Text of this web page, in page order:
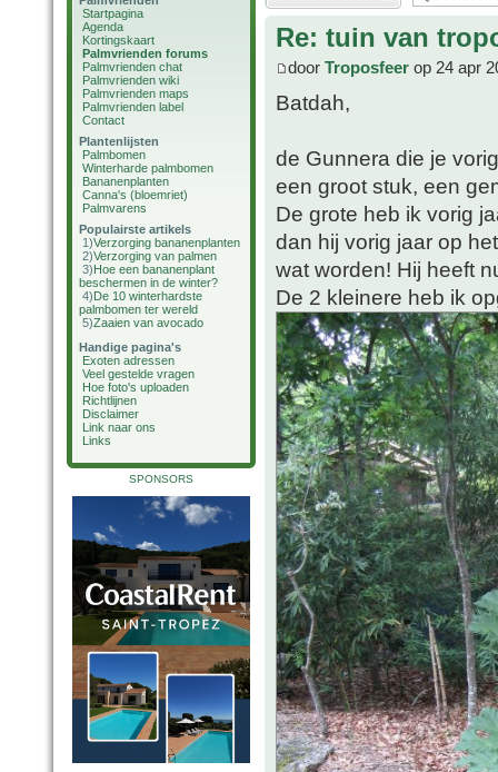
Startpagina
Agenda
Kortingskaart
Palmvrienden forums
Palmvrienden chat
Palmvrienden wiki
Palmvrienden maps
Palmvrienden label
Contact
Plantenlijsten
Palmbomen
Winterharde palmbomen
Bananenplanten
Canna's (bloemriet)
Palmvarens
Populairste artikels
1)Verzorging bananenplanten
2)Verzorging van palmen
3)Hoe een bananenplant
beschermen in de winter?
4)De 10 winterhardste
palmbomen ter wereld
5)Zaaien van avocado
Handige pagina's
Exoten adressen
Veel gestelde vragen
Hoe foto's uploaden
Richtlijnen
Disclaimer
Link naar ons
Links
SPONSORS
Re: tuin van
door Troposfeer op 24 apr
Batdah,
de Gunnera die je
een groot stuk, een
De grote heb ik vorig
dan hij vorig jaar op
wat worden! Hij heeft
De 2 kleinere heb ik